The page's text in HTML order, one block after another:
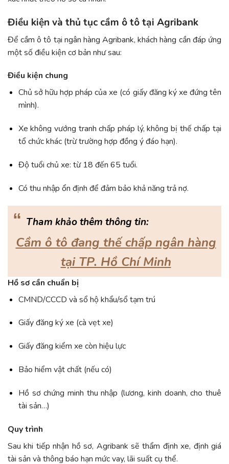
Điều kiện và thủ tục cầm ô tô tại Agribank
Để cầm ô tô tại ngân hàng Agribank, khách hàng cần đáp ứng
một số điều kiện cơ bản như sau:
Điều kiện chung
Chủ sở hữu hợp pháp của xe (có giấy đăng ký xe đứng tên
mình).
Xe không vướng tranh chấp pháp lý, không bị thế chấp tại
tổ chức khác (trừ trường hợp đồng ý đáo hạn).
Độ tuổi chủ xe: từ 18 đến 65 tuổi.
Có thu nhập ổn định để đảm bảo khả năng trả nợ.
“ Tham khảo thêm thông tin:
Cầm ô tô đang thế chấp ngân hàng
tại TP. Hồ Chí Minh
Hồ sơ cần chuẩn bị
CMND/CCCD và sổ hộ khẩu/sổ tạm trú
Giấy đăng ký xe (cà vẹt xe)
Giấy đăng kiểm xe còn hiệu lực
Bảo hiểm vật chất (nếu có)
Hồ sơ chứng minh thu nhập (lương, kinh doanh, cho thuê
tài sản…)
Quy trình
Sau khi tiếp nhận hồ sơ, Agribank sẽ thẩm định xe, định giá
tài sản và thông báo hạn mức vay, lãi suất cụ thể.